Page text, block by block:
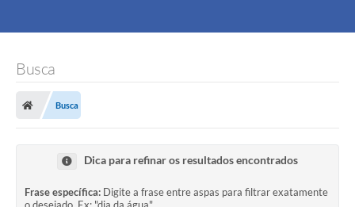
Busca
Busca
Dica para refinar os resultados encontrados
Frase específica: Digite a frase entre aspas para filtrar exatamente